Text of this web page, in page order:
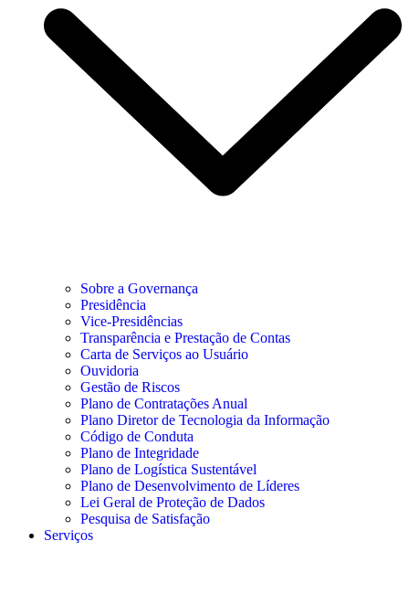
Sobre a Governança
Presidência
Vice-Presidências
Transparência e Prestação de Contas
Carta de Serviços ao Usuário
Ouvidoria
Gestão de Riscos
Plano de Contratações Anual
Plano Diretor de Tecnologia da Informação
Código de Conduta
Plano de Integridade
Plano de Logística Sustentável
Plano de Desenvolvimento de Líderes
Lei Geral de Proteção de Dados
Pesquisa de Satisfação
Serviços